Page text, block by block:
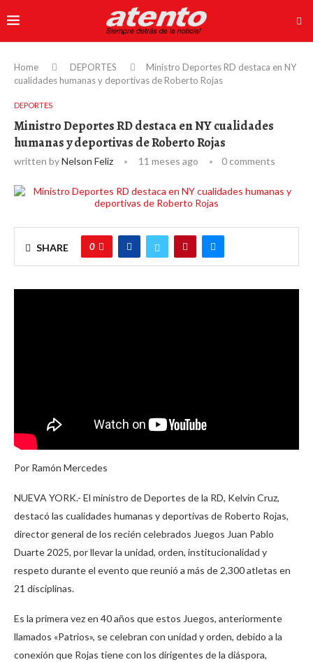
Home DEPORTES
Ministro Deportes RD destaca en NY
cualidades humanas y deportivas de Roberto Rojas
DEPORTES
Ministro Deportes RD destaca en NY cualidades
humanas y deportivas de Roberto Rojas
written byNelson Feliz 11 meses ago 0 comments
SHARE 0
Por Ramón Mercedes
NUEVA YORK.- El ministro de Deportes de la RD, Kelvin Cruz,
destacó las cualidades humanas y deportivas de Roberto Rojas,
director general de los recién celebrados Juegos Juan Pablo
Duarte 2025, por llevar la unidad, orden, institucionalidad y
respeto durante el evento que reunió a más de 2,300 atletas en
21 disciplinas.
Es la primera vez en 40 años que estos Juegos, anteriormente
llamados «Patrios», se celebran con unidad y orden, debido a la
conexión que Rojas tiene con los dirigentes de la diáspora,